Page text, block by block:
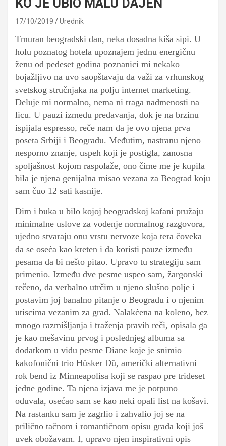
KO JE UBIO MALU DAJEN
17/10/2019 Urednik
Tmuran beogradski dan, neka dosadna kiša sipi. U
holu poznatog hotela upoznajem jednu energičnu
ženu od pedeset godina poznanici mi nekako
bojažljivo na uvo saopštavaju da važi za vrhunskog
svetskog stručnjaka na polju internet marketing.
Deluje mi normalno, nema ni traga nadmenosti na
licu. U pauzi između predavanja, dok je na brzinu
ispijala espresso, reče nam da je ovo njena prva
poseta Srbiji i Beogradu. Međutim, nastranu njeno
nesporno znanje, uspeh koji je postigla, zanosna
spoljašnost kojom raspolaže, ono čime me je kupila
bila je njena genijalna misao vezana za Beograd koju
sam čuo 12 sati kasnije.
Dim i buka u bilo kojoj beogradskoj kafani pružaju
minimalne uslove za vođenje normalnog razgovora,
ujedno stvaraju onu vrstu nervoze koja tera čoveka
da se oseća kao kreten i da koristi pauze između
pesama da bi nešto pitao. Upravo tu strategiju sam
primenio. Između dve pesme uspeo sam, žargonski
rečeno, da verbalno utrčim u njeno slušno polje i
postavim joj banalno pitanje o Beogradu i o njenim
utiscima vezanim za grad. Nalakćena na koleno, bez
mnogo razmišljanja i traženja pravih reči, opisala ga
je kao mešavinu prvog i poslednjeg albuma sa
dodatkom u vidu pesme Diane koje je snimio
kakofonični trio Hüsker Dü, američki alternativni
rok bend iz Minneapolisa koji se raspao pre trideset
jedne godine. Ta njena izjava me je potpuno
oduvala, osećao sam se kao neki opali list na košavi.
Na rastanku sam je zagrlio i zahvalio joj se na
prilično tačnom i romantičnom opisu grada koji još
uvek obožavam. I, upravo njen inspirativni opis